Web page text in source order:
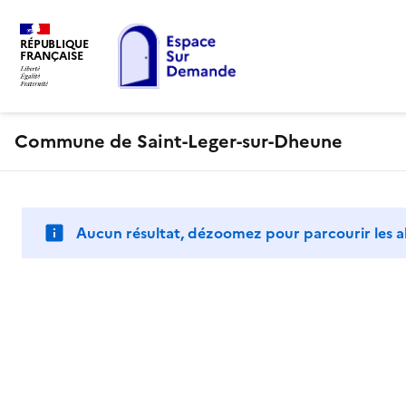
RÉPUBLIQUE
FRANÇAISE
Commune de Saint-Leger-sur-Dheune
Aucun résultat, dézoomez pour parcourir les